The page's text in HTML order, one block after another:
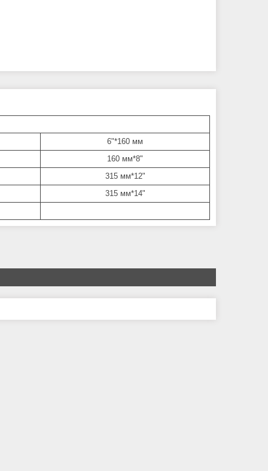
6"*160 мм
160 мм*8"
315 мм*12"
315 мм*14"